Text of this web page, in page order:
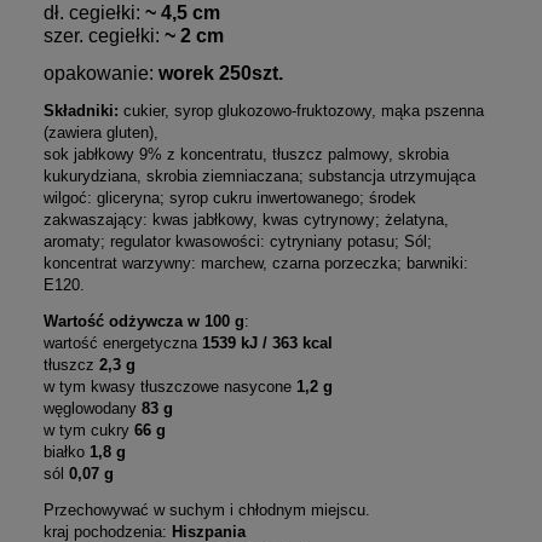
dł. cegiełki: ~ 4,5 cm
szer. cegiełki: ~ 2 cm
opakowanie: worek 250szt.
Składniki: cukier, syrop glukozowo-fruktozowy, mąka pszenna
(zawiera gluten),
sok jabłkowy 9% z koncentratu, tłuszcz palmowy, skrobia
kukurydziana, skrobia ziemniaczana; substancja utrzymująca
wilgoć: gliceryna; syrop cukru inwertowanego; środek
zakwaszający: kwas jabłkowy, kwas cytrynowy; żelatyna,
aromaty; regulator kwasowości: cytryniany potasu; Sól;
koncentrat warzywny: marchew, czarna porzeczka; barwniki:
E120.
Wartość odżywcza w 100 g:
wartość energetyczna 1539 kJ / 363 kcal
tłuszcz 2,3 g
w tym kwasy tłuszczowe nasycone 1,2 g
węglowodany 83 g
w tym cukry 66 g
białko 1,8 g
sól 0,07 g
Przechowywać w suchym i chłodnym miejscu.
kraj pochodzenia: Hiszpania